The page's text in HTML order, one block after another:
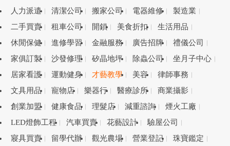
人力派遣
清潔公司 搬家公司 電器維修
製造業
二手買賣
租車公司 開鎖 美食折扣
生活用品
休閒保健
進修學習 金融服務 廣告招牌
禮儀公司
家俱訂製
沙發修理 矽晶地坪 除蟲公司
坐月子中心
居家看護
運動健身 才藝教學 美容
律師事務
文具用品
寵物店 樂器行 醫療診所
商業攝影
創業加盟
健康食品 理髮店 減重諮詢
煙火工廠
LED燈飾工程
汽車買賣 花藝設計
驗屋公司
寢具買賣
留學代辦 觀光農場 營業登記
珠寶鑑定